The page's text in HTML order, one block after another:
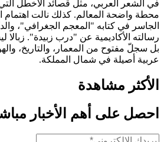
في الشعر العربي، مثل قصائد الأخطل
محطة واضحة المعالم. كذلك نالت اهتمام
الجاسر في كتابه "المعجم الجغرافي"،
رسالته الأكاديمية عن "درب زبيدة".
بل سجلّ مفتوح من المعمار، والتاريخ،
عربية أصيلة في شمال المملكة.
الأكثر مشاهدة
احصل على أهم الأخبار